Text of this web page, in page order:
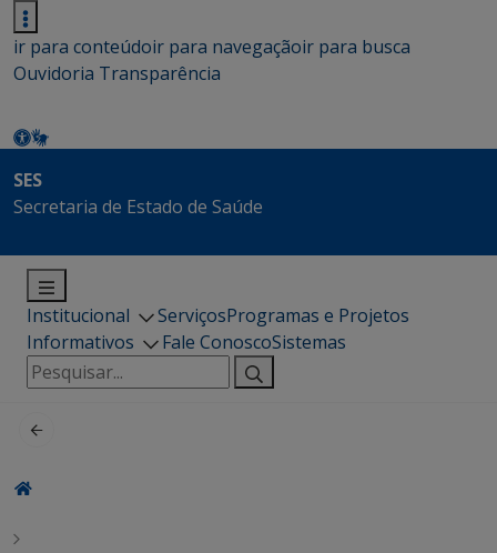
ir para conteúdoir para navegaçãoir para busca
Ouvidoria Transparência
SES
Secretaria de Estado de Saúde
Institucional ServiçosProgramas e Projetos
Informativos
Fale ConoscoSistemas
Pesquisar
por: